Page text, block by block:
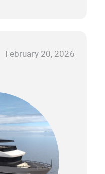
February 20, 2026